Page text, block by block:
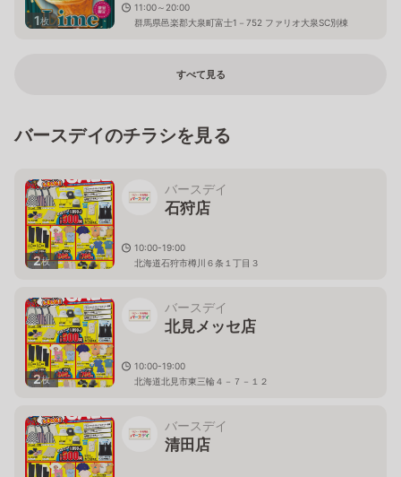
1枚
11:00～20:00
群馬県邑楽郡大泉町富士1－752 ファリオ大泉SC別棟
すべて見る
バースデイのチラシを見る
2枚
バースデイ
石狩店
10:00-19:00
北海道石狩市樽川６条１丁目３
2枚
バースデイ
北見メッセ店
10:00-19:00
北海道北見市東三輪４－７－１２
バースデイ
清田店